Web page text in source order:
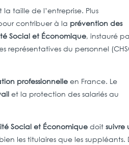
la taille de l’entreprise. Plus
contribuer à la prévention des
Social et Économique, instauré
représentatives du personnel
professionnelle en France. Le
et la protection des salariés au
Social et Économique doitsuivre
les titulaires que les suppléants.